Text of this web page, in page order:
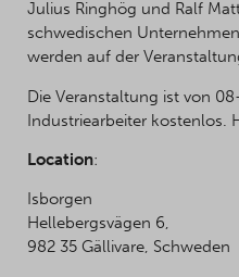
Julius Ringhög und Ralf
schwedischen
werden auf der
Die Veranstaltung ist von
Industriearbeiter kostenlos.
Location:
Isborgen
Hellebergsvägen 6,
982 35 Gällivare, Schweden